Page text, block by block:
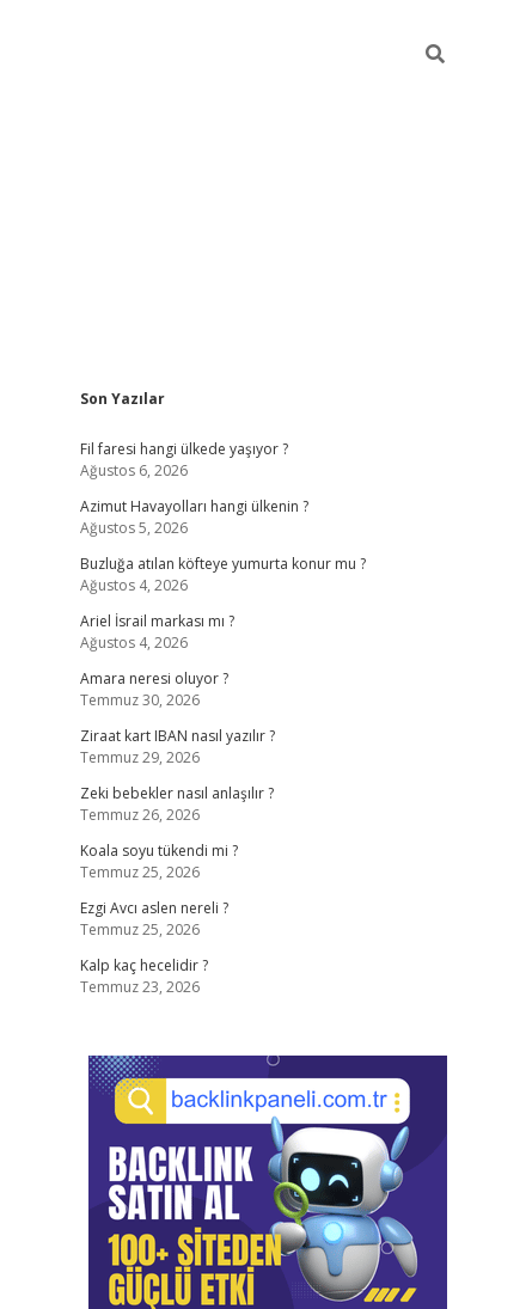
Sidebar
Son Yazılar
Fil faresi hangi ülkede yaşıyor ?
Ağustos 6, 2026
Azimut Havayolları hangi ülkenin ?
Ağustos 5, 2026
Buzluğa atılan köfteye yumurta konur mu ?
Ağustos 4, 2026
Ariel İsrail markası mı ?
Ağustos 4, 2026
Amara neresi oluyor ?
Temmuz 30, 2026
Ziraat kart IBAN nasıl yazılır ?
Temmuz 29, 2026
Zeki bebekler nasıl anlaşılır ?
Temmuz 26, 2026
Koala soyu tükendi mi ?
Temmuz 25, 2026
Ezgi Avcı aslen nereli ?
Temmuz 25, 2026
Kalp kaç hecelidir ?
Temmuz 23, 2026